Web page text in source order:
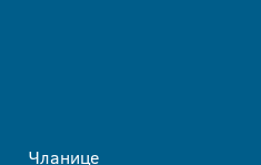
Чланице